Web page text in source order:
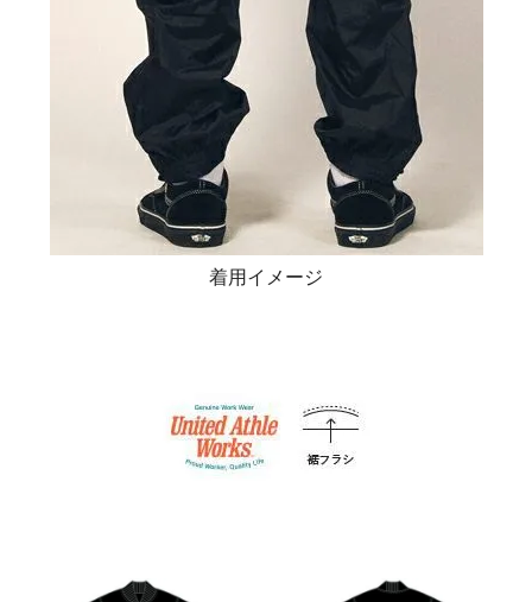
着用イメージ